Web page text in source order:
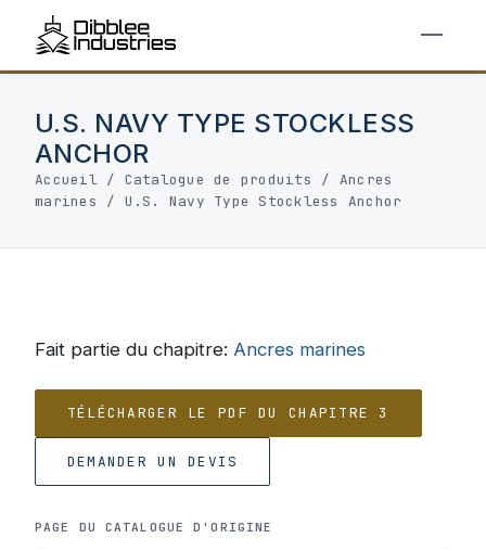
U.S. NAVY TYPE STOCKLESS
ANCHOR
Accueil/ Catalogue de produits / Ancres
marines
/ U.S. Navy Type Stockless Anchor
Fait partie du chapitre: Ancres marines
TÉLÉCHARGER LE PDF DU CHAPITRE 3
DEMANDER UN DEVIS
PAGE DU CATALOGUE D'ORIGINE